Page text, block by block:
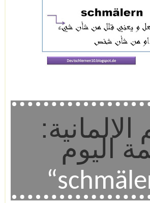
الالمانية:
اليوم